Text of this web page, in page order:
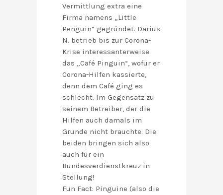
Vermittlung extra eine
Firma namens „Little
Penguin“ gegründet. Darius
N. betrieb bis zur Corona-
Krise interessanterweise
das „Café Pinguin“, wofür er
Corona-Hilfen kassierte,
denn dem Café ging es
schlecht. Im Gegensatz zu
seinem Betreiber, der die
Hilfen auch damals im
Grunde nicht brauchte. Die
beiden bringen sich also
auch für ein
Bundesverdienstkreuz in
Stellung!
Fun Fact: Pinguine (also die